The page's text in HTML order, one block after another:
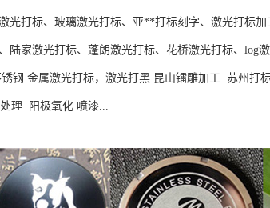
光打标、玻璃激光打标、亚**打标刻字、激光打标
陆家激光打标、蓬朗激光打标、花桥激光打标、log
钢 金属激光打标，激光打黑 昆山镭雕加工 苏州
理 阳极氧化 喷漆...